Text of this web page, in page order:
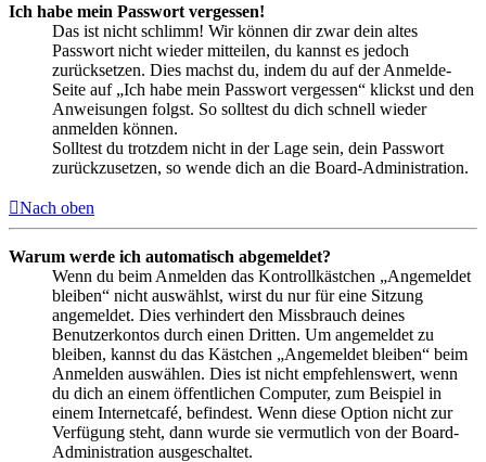
Ich habe mein Passwort vergessen!
Das ist nicht schlimm! Wir können dir zwar dein altes
Passwort nicht wieder mitteilen, du kannst es jedoch
zurücksetzen. Dies machst du, indem du auf der Anmelde-
Seite auf „Ich habe mein Passwort vergessen“ klickst und den
Anweisungen folgst. So solltest du dich schnell wieder
anmelden können.
Solltest du trotzdem nicht in der Lage sein, dein Passwort
zurückzusetzen, so wende dich an die Board-Administration.
Nach oben
Warum werde ich automatisch abgemeldet?
Wenn du beim Anmelden das Kontrollkästchen „Angemeldet
bleiben“ nicht auswählst, wirst du nur für eine Sitzung
angemeldet. Dies verhindert den Missbrauch deines
Benutzerkontos durch einen Dritten. Um angemeldet zu
bleiben, kannst du das Kästchen „Angemeldet bleiben“ beim
Anmelden auswählen. Dies ist nicht empfehlenswert, wenn
du dich an einem öffentlichen Computer, zum Beispiel in
einem Internetcafé, befindest. Wenn diese Option nicht zur
Verfügung steht, dann wurde sie vermutlich von der Board-
Administration ausgeschaltet.